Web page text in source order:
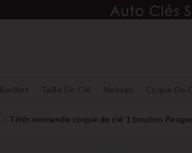
Barillet Taille De Clé Neiman Coque De
Télécommande coque de clé 1 bouton